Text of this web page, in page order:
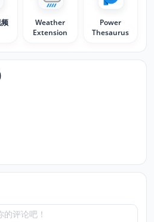
Weather
Extension
Power
Thesaurus